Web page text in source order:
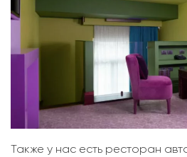
Также у нас есть ресторан